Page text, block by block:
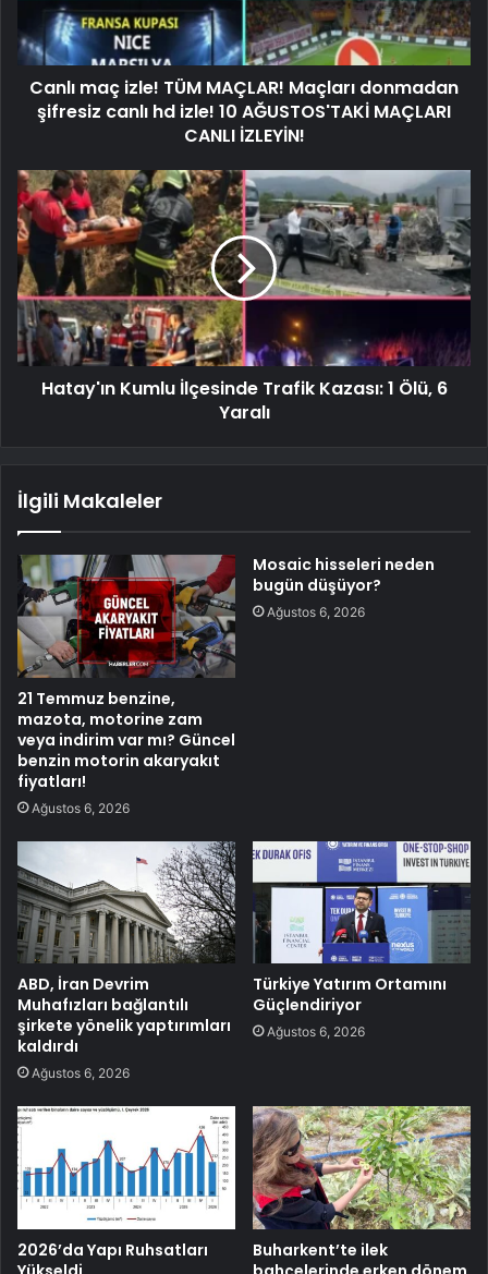
Canlı maç izle! TÜM MAÇLAR! Maçları donmadan
şifresiz canlı hd izle! 10 AĞUSTOS'TAKİ MAÇLARI
CANLI İZLEYİN!
Hatay'ın Kumlu İlçesinde Trafik Kazası: 1 Ölü, 6
Yaralı
İlgili Makaleler
21 Temmuz benzine,
mazota, motorine zam
veya indirim var mı? Güncel
benzin motorin akaryakıt
fiyatları!
Ağustos 6, 2026
Mosaic hisseleri neden
bugün düşüyor?
Ağustos 6, 2026
ABD, İran Devrim
Muhafızları bağlantılı
şirkete yönelik yaptırımları
kaldırdı
Ağustos 6, 2026
Türkiye Yatırım Ortamını
Güçlendiriyor
Ağustos 6, 2026
2026’da Yapı Ruhsatları
Buharkent’te ilek